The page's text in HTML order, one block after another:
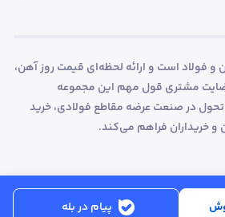
پیام در بله
و فولاد است و ارائه لحظه‌ای قیمت روز آهن،
مشتری قول مهم این مجموعه
در صنعت عرضه مقاطع فولادی، خرید
و خریداران فراهم می‌کند.